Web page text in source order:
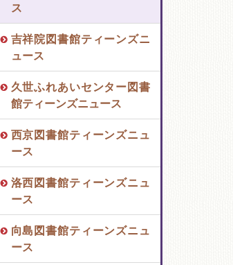
ス
吉祥院図書館ティーンズニ
ュース
久世ふれあいセンター図書
館ティーンズニュース
西京図書館ティーンズニュ
ース
洛西図書館ティーンズニュ
ース
向島図書館ティーンズニュ
ース